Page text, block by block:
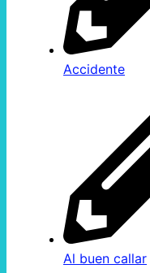
Accidente
Al buen callar